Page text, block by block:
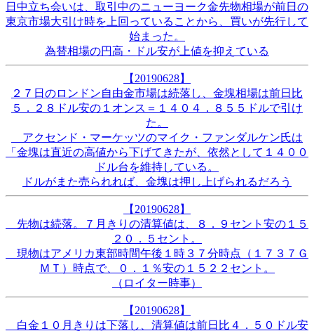
日中立ち会いは、取引中のニューヨーク金先物相場が前日の
東京市場大引け時を上回っていることから、買いが先行して
始まった。
為替相場の円高・ドル安が上値を抑えている
【20190628】
２７日のロンドン自由金市場は続落し、金塊相場は前日比
５．２８ドル安の１オンス＝１４０４．８５５ドルで引け
た。
アクセンド・マーケッツのマイク・ファンダルケン氏は
「金塊は直近の高値から下げてきたが、依然として１４００
ドル台を維持している。
ドルがまた売られれば、金塊は押し上げられるだろう
【20190628】
先物は続落。７月きりの清算値は、８．９セント安の１５
２０．５セント。
現物はアメリカ東部時間午後１時３７分時点（１７３７Ｇ
ＭＴ）時点で、０．１％安の１５２２セント。
（ロイター時事）
【20190628】
白金１０月きりは下落し、清算値は前日比４．５０ドル安